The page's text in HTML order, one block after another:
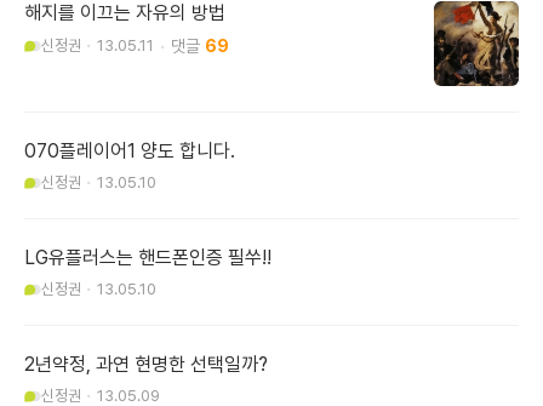
해지를 이끄는 자유의 방법
신정권 13.05.11 69
070플레이어1 양도 합니다.
신정권 13.05.10
LG유플러스는 핸드폰인증 필쑤!!
신정권 13.05.10
2년약정, 과연 현명한 선택일까?
신정권 13.05.09